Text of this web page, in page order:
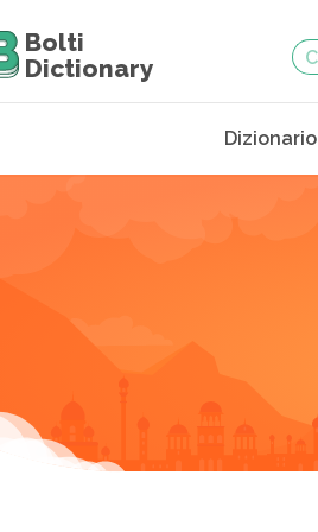
Bolti
Dictionary
Dizionario